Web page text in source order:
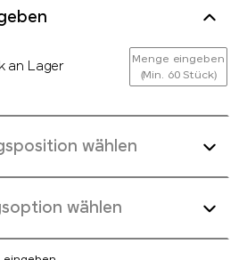
an Lager
Menge eingeben
(Min. 60 Stück)
wählen
wählen